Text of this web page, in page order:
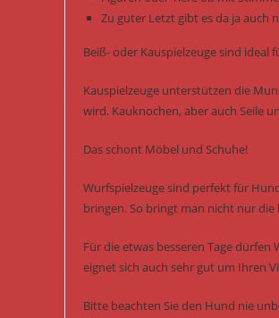
Zu guter Letzt gibt es da ja auch
Beiß- oder Kauspielzeuge sind
Kauspielzeuge unterstützen die
wird. Kauknochen, aber auch Seile
Das schont Möbel und Schuhe!
Wurfspielzeuge sind perfekt für
bringen. So bringt man nicht nur
Für die etwas besseren Tage
eignet sich auch sehr gut um Ihren
Bitte beachten Sie den Hund nie